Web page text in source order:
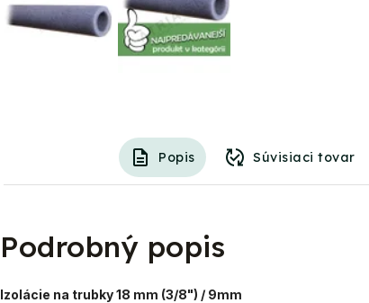
Popis Súvisiaci tovar
Podrobný popis
Izolácie na trubky 18 mm (3/8") / 9mm